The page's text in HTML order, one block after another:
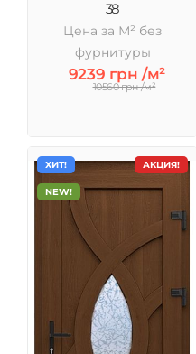
38
Цена за М² без
фурнитуры
9239 грн /м²
10560 грн /м²
АКЦИЯ!
ХИТ!
NEW!